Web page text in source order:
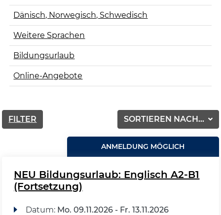
Dänisch, Norwegisch, Schwedisch
Weitere Sprachen
Bildungsurlaub
Online-Angebote
SORTIEREN NACH...
FILTER
ANMELDUNG MÖGLICH
NEU Bildungsurlaub: Englisch A2-B1
(Fortsetzung)
Datum: Mo. 09.11.2026 - Fr. 13.11.2026